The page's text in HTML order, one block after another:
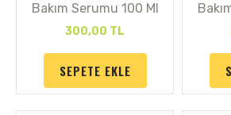
Bakım Serumu 100 Ml
300,00 TL
SEPETE EKLE